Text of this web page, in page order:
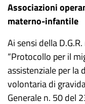
Associazioni
materno-infantile
Ai sensi della
“Protocollo per il
assistenziale per la
volontaria di
Generale n. 50 del